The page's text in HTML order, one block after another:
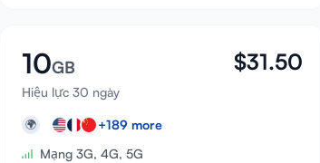
10GB
Hiệu lực 30 ngày
$31.50
🌍 +189 more
Mạng 3G, 4G, 5G